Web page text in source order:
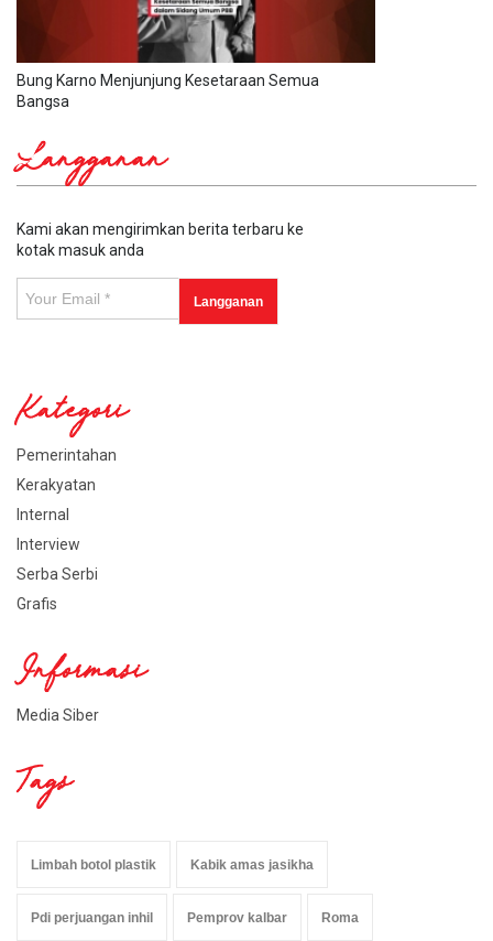
Bung Karno Menjunjung Kesetaraan Semua
Bangsa
Langganan
Kami akan mengirimkan berita terbaru ke
kotak masuk anda
Kategori
Pemerintahan
Kerakyatan
Internal
Interview
Serba Serbi
Grafis
Informasi
Media Siber
Tags
Limbah botol plastik Kabik amas jasikha
Pdi perjuangan inhil Pemprov kalbar Roma